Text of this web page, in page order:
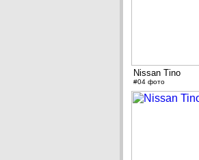
Nissan Tino
#04 фото